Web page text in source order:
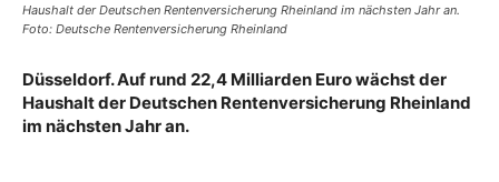
Haushalt der Deutschen Rentenversicherung Rheinland im nächsten Jahr an.
Foto: Deutsche Rentenversicherung Rheinland
Düsseldorf. Auf rund 22,4 Milliarden Euro wächst der
Haushalt der Deutschen Rentenversicherung Rheinland
im nächsten Jahr an.